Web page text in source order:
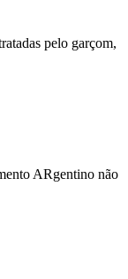
pelo garçom,
ARgentino não